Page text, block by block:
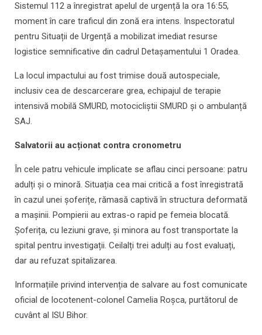
Sistemul 112 a înregistrat apelul de urgență la ora 16:55,
moment în care traficul din zonă era intens. Inspectoratul
pentru Situații de Urgență a mobilizat imediat resurse
logistice semnificative din cadrul Detașamentului 1 Oradea.
La locul impactului au fost trimise două autospeciale,
inclusiv cea de descarcerare grea, echipajul de terapie
intensivă mobilă SMURD, motocicliștii SMURD și o ambulanță
SAJ.
Salvatorii au acționat contra cronometru
În cele patru vehicule implicate se aflau cinci persoane: patru
adulți și o minoră. Situația cea mai critică a fost înregistrată
în cazul unei șoferițe, rămasă captivă în structura deformată
a mașinii. Pompierii au extras-o rapid pe femeia blocată.
Șoferița, cu leziuni grave, și minora au fost transportate la
spital pentru investigații. Ceilalți trei adulți au fost evaluați,
dar au refuzat spitalizarea.
Informațiile privind intervenția de salvare au fost comunicate
oficial de locotenent-colonel Camelia Roșca, purtătorul de
cuvânt al ISU Bihor.